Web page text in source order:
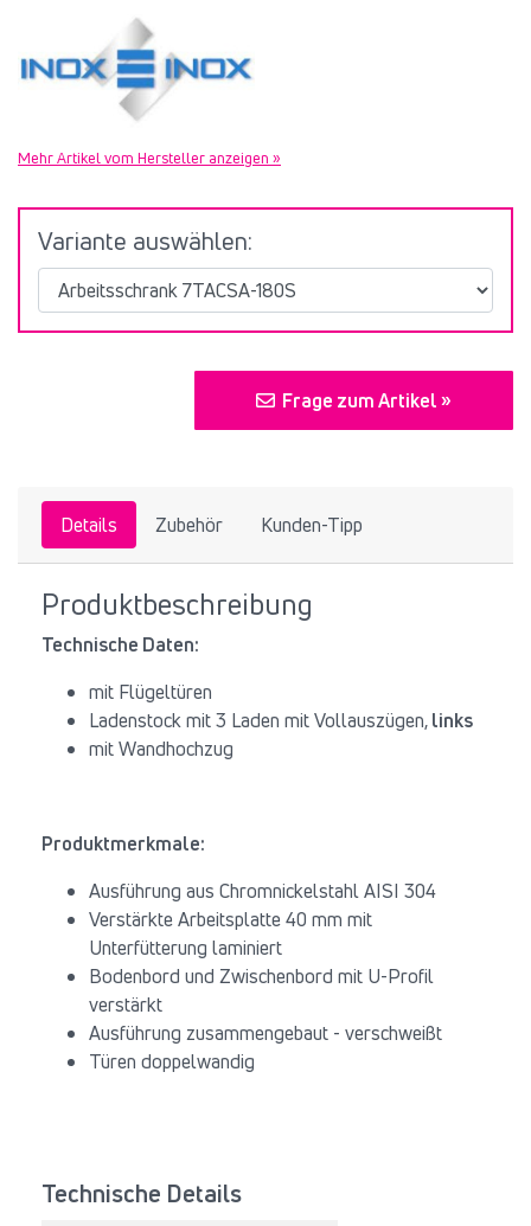
Mehr Artikel vom Hersteller anzeigen »
Variante auswählen:
Frage zum Artikel »
Details Zubehör Kunden-Tipp
Produktbeschreibung
Technische Daten:
mit Flügeltüren
Ladenstock mit 3 Laden mit Vollauszügen,links
mit Wandhochzug
Produktmerkmale:
Ausführung aus Chromnickelstahl AISI 304
Verstärkte Arbeitsplatte 40 mm mit
Unterfütterung laminiert
Bodenbord und Zwischenbord mit U-Profil
verstärkt
Ausführung zusammengebaut - verschweißt
Türen doppelwandig
Technische Details